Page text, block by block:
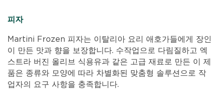
피자
Martini Frozen 피자는 이탈리아 요리 애호가들에게 장인
이 만든 맛과 향을 보장합니다. 수작업으로 다림질하고 엑
스트라 버진 올리브 식용유과 같은 고급 재료로 만든 이 제
품은 종류와 모양에 따라 차별화된 맞춤형 솔루션으로 작
업자의 요구 사항을 충족합니다.